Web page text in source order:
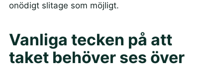
onödigt slitage som möjligt.
Vanliga tecken på att
taket behöver ses över